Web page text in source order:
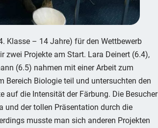
Klasse – 14 Jahre) für den Wettbewerb
zwei Projekte am Start. Lara Deinert (6.4),
(6.5) nahmen mit einer Arbeit zum
Bereich Biologie teil und untersuchten den
auf die Intensität der Färbung. Die Besucher
und der tollen Präsentation durch die
musste man sich anderen Projekten